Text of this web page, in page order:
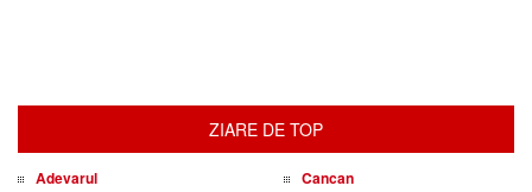
ZIARE DE TOP
Adevarul
Cancan